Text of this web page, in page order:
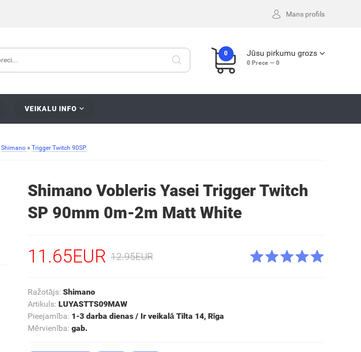
Mans profils
0 Jūsu pirkumu grozs
0 Prece — 0
VEIKALU INFO
Shimano » Trigger Twitch 90SP
Shimano Vobleris Yasei Trigger Twitch
SP 90mm 0m-2m Matt White
11.65EUR 12.95EUR
Ražotājs: Shimano
Artikuls: LUYASTTS09MAW
Pieejamība: 1-3 darba dienas / Ir veikalā Tilta 14, Rīga
Mērvienība: gab.